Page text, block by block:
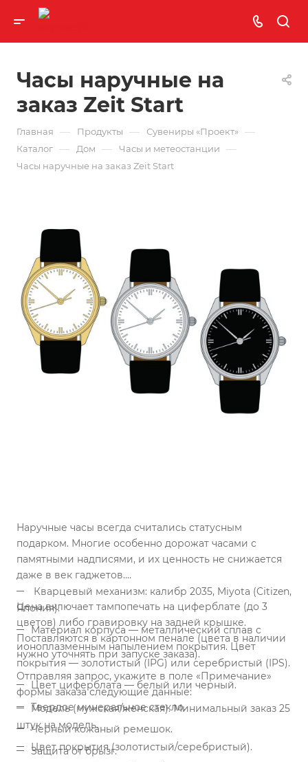
Часы наручные на
заказ Zeit Start
Главная — Продукты — Сувениры «Проект» —
Каталог — Дом — Часы и метеостанции —
Часы наручные на заказ Zeit Start
Наручные часы всегда считались статусным
подарком. Многие особенно дорожат часами с
памятными надписями, и их ценность не снижается
даже в век гаджетов.
Цена включает тампопечать на циферблате (до 3
цветов) либо гравировку на задней крышке.
Поставляются в картонном пенале (цвета в наличии
нужно уточнять при запуске заказа).
Кварцевый механизм: калибр 2035, Miyota (Citizen,
Япония).
Материал корпуса — металлический сплав с
ионоплазменным напылением покрытия. Цвет
покрытия — золотистый (IPG) или серебристый (IPS).
Цвет циферблата — белый или черный.
Твердое минеральное стекло.
Черный кожаный ремешок.
Защита от брызг.
Отправляя запрос, укажите в поле «Примечание»
формы заказа следующие данные:
Модель (мужская/женская). Минимальный заказ 25
штук на модель.
Цвет покрытия (золотистый/серебристый).